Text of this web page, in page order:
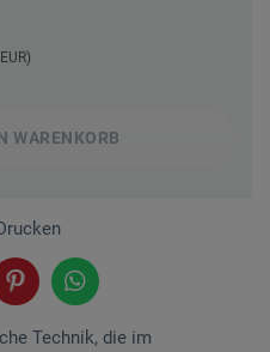
WARENKORB
Technik, die im